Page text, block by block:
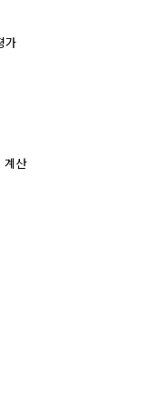
가
계산